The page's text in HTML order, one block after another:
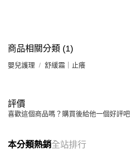
商品相關分類 (1)
嬰兒護理 舒緩霜｜止癢
評價
喜歡這個商品嗎？購買後給他一個好評吧
本分類熱銷全站排行